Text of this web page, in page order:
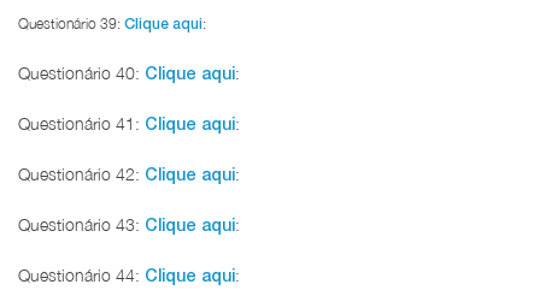
Questionário 39: Clique aqui:
Questionário 40: Clique aqui:
Questionário 41: Clique aqui:
Questionário 42: Clique aqui:
Questionário 43: Clique aqui:
Questionário 44: Clique aqui: